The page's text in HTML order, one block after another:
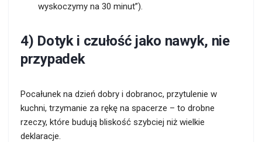
wyskoczymy na 30 minut”).
4) Dotyk i czułość jako nawyk, nie
przypadek
Pocałunek na dzień dobry i dobranoc, przytulenie w
kuchni, trzymanie za rękę na spacerze – to drobne
rzeczy, które budują bliskość szybciej niż wielkie
deklaracje.